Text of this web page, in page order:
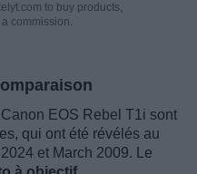
to buy products,
commission.
EOS Rebel T1i sont
qui ont été révélés au
et March 2009. Le